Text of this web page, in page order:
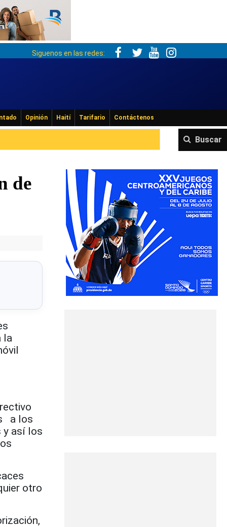
Siguenos en las redes:
Opinión Haití Tarifario Contáctenos
Buscar
de
la
a los
y así los
otro